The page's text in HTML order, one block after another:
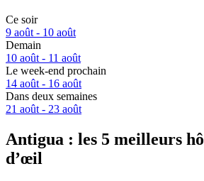
Ce soir
9 août - 10 août
Demain
10 août - 11 août
Le week-end prochain
14 août - 16 août
Dans deux semaines
21 août - 23 août
Antigua : les 5 meilleurs
d’œil